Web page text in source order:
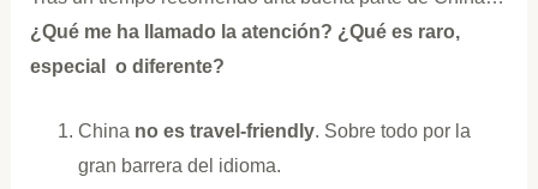
¿Qué me ha llamado la atención? ¿Qué es raro,
especial o diferente?
China no es travel-friendly. Sobre todo por la
gran barrera del idioma.